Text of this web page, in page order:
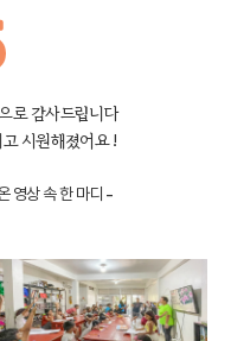
로 감사드립니다
시원해졌어요 !
영상 속 한 마디 -